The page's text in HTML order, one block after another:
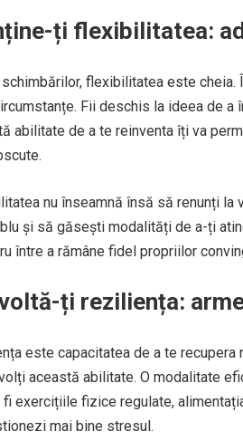
ți flexibilitatea:
schimbărilor, flexibilitatea este
Fii deschis la ideea de a
abilitate de a te reinventa îți va
nu înseamnă însă să renunți
și să găsești modalități de a-ți
între a rămâne fidel propriilor
ți reziliența:
este capacitatea de a te
această abilitate. O modalitate
fi exercițiile fizice regulate,
mai bine stresul.